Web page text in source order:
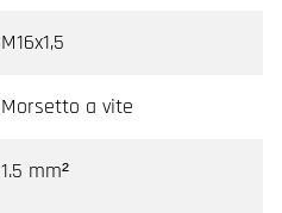
M16x1,5
Morsetto a vite
1.5 mm²